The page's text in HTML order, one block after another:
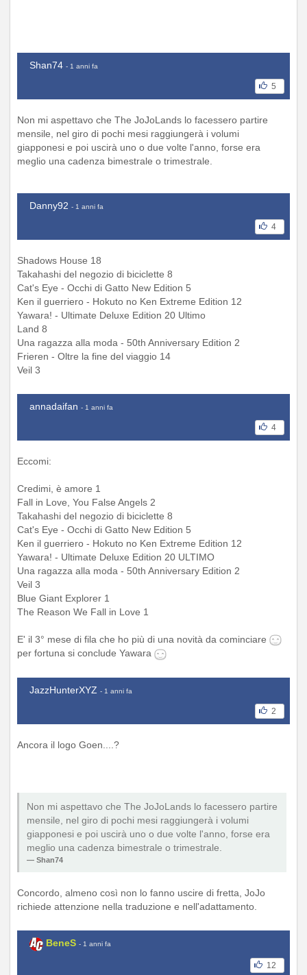
Shan74 - 1 anni fa
5
Non mi aspettavo che The JoJoLands lo facessero partire
mensile, nel giro di pochi mesi raggiungerà i volumi
giapponesi e poi uscirà uno o due volte l'anno, forse era
meglio una cadenza bimestrale o trimestrale.
Danny92 - 1 anni fa
4
Shadows House 18
Takahashi del negozio di biciclette 8
Cat's Eye - Occhi di Gatto New Edition 5
Ken il guerriero - Hokuto no Ken Extreme Edition 12
Yawara! - Ultimate Deluxe Edition 20 Ultimo
Land 8
Una ragazza alla moda - 50th Anniversary Edition 2
Frieren - Oltre la fine del viaggio 14
Veil 3
annadaifan - 1 anni fa
4
Eccomi:
Credimi, è amore 1
Fall in Love, You False Angels 2
Takahashi del negozio di biciclette 8
Cat's Eye - Occhi di Gatto New Edition 5
Ken il guerriero - Hokuto no Ken Extreme Edition 12
Yawara! - Ultimate Deluxe Edition 20 ULTIMO
Una ragazza alla moda - 50th Anniversary Edition 2
Veil 3
Blue Giant Explorer 1
The Reason We Fall in Love 1
E' il 3° mese di fila che ho più di una novità da cominciare
per fortuna si conclude Yawara
JazzHunterXYZ - 1 anni fa
2
Ancora il logo Goen....?
Non mi aspettavo che The JoJoLands lo facessero partire
mensile, nel giro di pochi mesi raggiungerà i volumi
giapponesi e poi uscirà uno o due volte l'anno, forse era
meglio una cadenza bimestrale o trimestrale.
Shan74
Concordo, almeno così non lo fanno uscire di fretta, JoJo
richiede attenzione nella traduzione e nell'adattamento.
BeneS - 1 anni fa
12